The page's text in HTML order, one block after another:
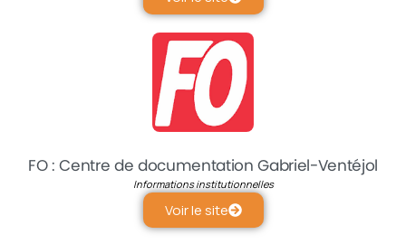
FO : Centre de documentation Gabriel-Ventéjol
Informations institutionnelles
Voir le site